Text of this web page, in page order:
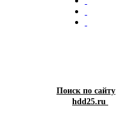
Поиск по сайту
hdd25.ru